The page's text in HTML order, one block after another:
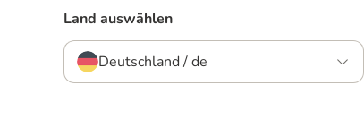
Land auswählen
Deutschland / de